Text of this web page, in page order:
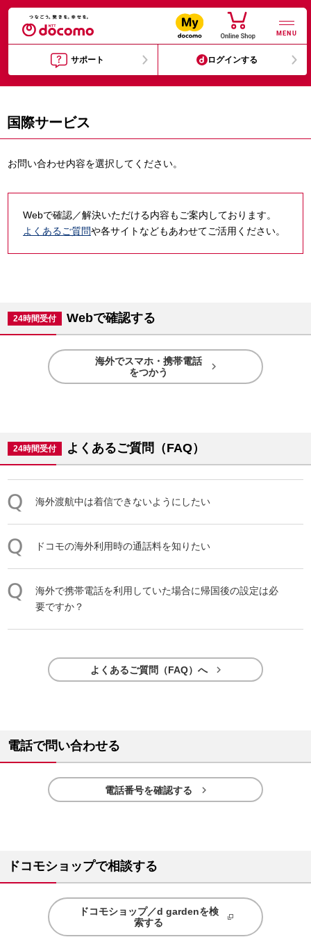
MENU
サポート ログインする
国際サービス
お問い合わせ内容を選択してください。
Webで確認／解決いただける内容もご案内しております。
よくあるご質問や各サイトなどもあわせてご活用ください。
24時間受付 Webで確認する
海外でスマホ・携帯電話
をつかう

24時間受付 よくあるご質問（FAQ）
海外渡航中は着信できないようにしたい
ドコモの海外利用時の通話料を知りたい
海外で携帯電話を利用していた場合に帰国後の設定は必
要ですか？
よくあるご質問（FAQ）へ 
電話で問い合わせる
電話番号を確認する 
ドコモショップで相談する
ドコモショップ／d gardenを検
索する